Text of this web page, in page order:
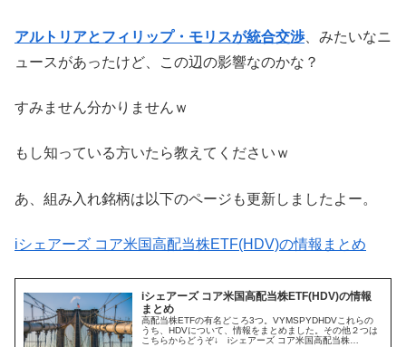
アルトリアとフィリップ・モリスが統合交渉、みたいなニ
ュースがあったけど、この辺の影響なのかな？
すみません分かりませんｗ
もし知っている方いたら教えてくださいｗ
あ、組み入れ銘柄は以下のページも更新しましたよー。
iシェアーズ コア米国高配当株ETF(HDV)の情報まとめ
iシェアーズ コア米国高配当株ETF(HDV)の情報
まとめ
高配当株ETFの有名どころ3つ。VYMSPYDHDVこれらの
うち、HDVについて、情報をまとめました。その他２つは
こちらからどうぞ↓ iシェアーズ コア米国高配当株